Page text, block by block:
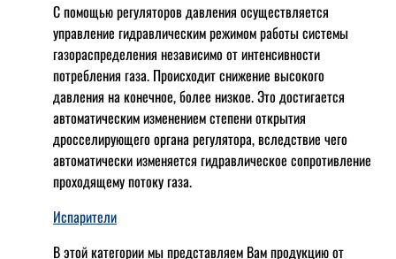
С помощью регуляторов давления осуществляется
управление гидравлическим режимом работы системы
газораспределения независимо от интенсивности
потребления газа. Происходит снижение высокого
давления на конечное, более низкое. Это достигается
автоматическим изменением степени открытия
дросселирующего органа регулятора, вследствие чего
автоматически изменяется гидравлическое сопротивление
проходящему потоку газа.
Испарители
В этой категории мы представляем Вам продукцию от